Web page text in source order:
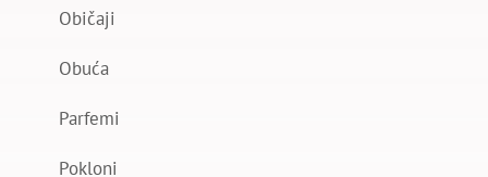
Običaji
Obuća
Parfemi
Pokloni